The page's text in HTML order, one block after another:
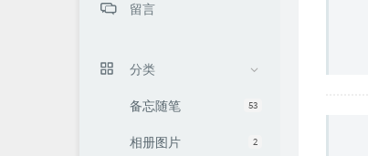
留言
分类
53
备忘随笔
2
相册图片